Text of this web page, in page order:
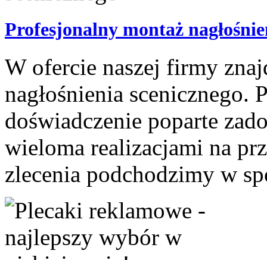
Profesjonalny montaż
W ofercie naszej firmy
nagłośnienia scenicznego.
doświadczenie poparte
wieloma realizacjami na
zlecenia podchodzimy w